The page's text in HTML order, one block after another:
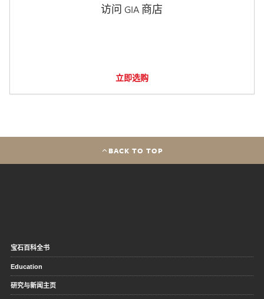
访问 GIA 商店
立即选购
BACK TO TOP
宝石百科全书
Education
研究与新闻主页